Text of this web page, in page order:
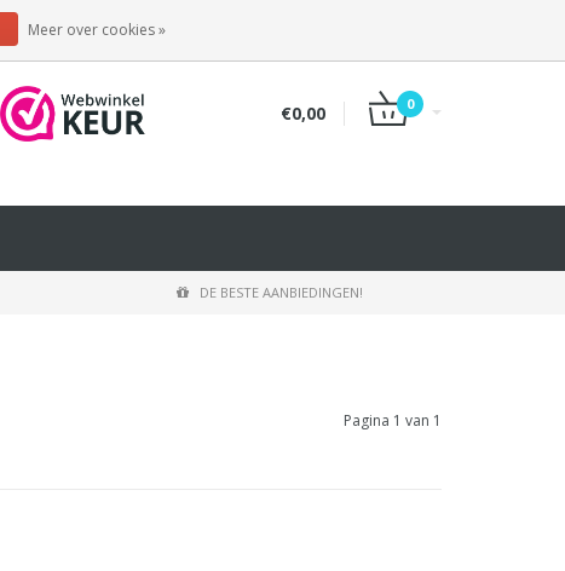
€0,00 0
DE BESTE AANBIEDINGEN!
Pagina 1 van 1
Meer over cookies »